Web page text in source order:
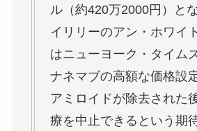
ル（約420万2000円）と
イリリーのアン・ホワイ
はニューヨーク・タイム
ナネマブの高額な価格設
アミロイドが除去された
療を中止できるという期